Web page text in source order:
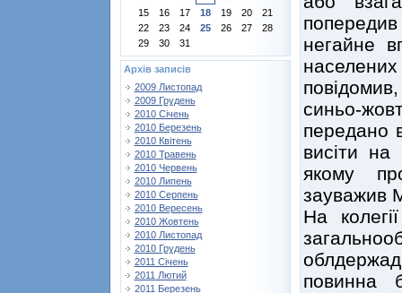
15
16 17 18 19 20
21
22
23 24 25 26 27
28
29
30 31
Архів записів
2009 Листопад
2009 Грудень
2010 Січень
2010 Березень
2010 Квітень
2010 Травень
2010 Червень
2010 Липень
2010 Серпень
2010 Вересень
2010 Жовтень
2010 Листопад
2010 Грудень
2011 Січень
2011 Лютий
2011 Березень
негайне
синьо-
передано
висіти на
якому
зауважив
На
повинна